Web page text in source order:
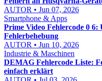
AUTOR • Jun 07, 2026
Smartphone & Apps
Prime Video Fehlercode 0
Fehlerbehebung
AUTOR • Jun 10, 2026
Industrie & Maschinen
DEMAG Fehlercode Liste:
einfach erklärt